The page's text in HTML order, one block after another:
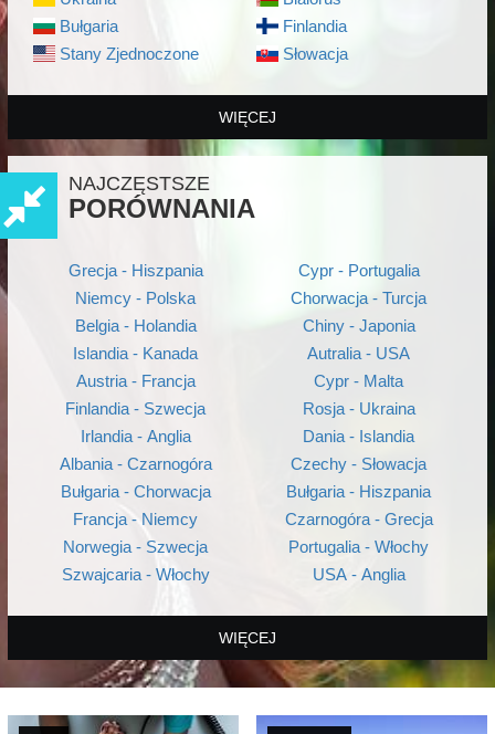
Bułgaria
Stany Zjednoczone
Finlandia
Słowacja
WIĘCEJ
NAJCZĘSTSZE
PORÓWNANIA
Grecja - Hiszpania
Niemcy - Polska
Belgia - Holandia
Islandia - Kanada
Austria - Francja
Finlandia - Szwecja
Irlandia - Anglia
Albania - Czarnogóra
Bułgaria - Chorwacja
Francja - Niemcy
Norwegia - Szwecja
Szwajcaria - Włochy
Cypr - Portugalia
Chorwacja - Turcja
Chiny - Japonia
Autralia - USA
Cypr - Malta
Rosja - Ukraina
Dania - Islandia
Czechy - Słowacja
Bułgaria - Hiszpania
Czarnogóra - Grecja
Portugalia - Włochy
USA - Anglia
WIĘCEJ